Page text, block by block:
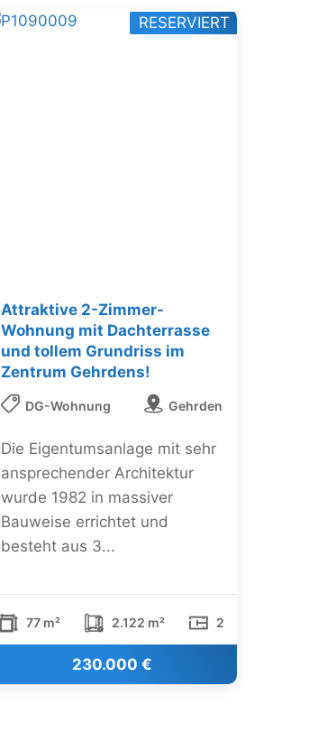
Attraktive 2-Zimmer-
Wohnung mit Dachterrasse
und tollem Grundriss im
Zentrum Gehrdens!
DG-Wohnung Gehrden
Die Eigentumsanlage mit sehr
ansprechender Architektur
wurde 1982 in massiver
Bauweise errichtet und
besteht aus 3...
77 m² 2.122 m² 2
230.000 €
RESERVIERT